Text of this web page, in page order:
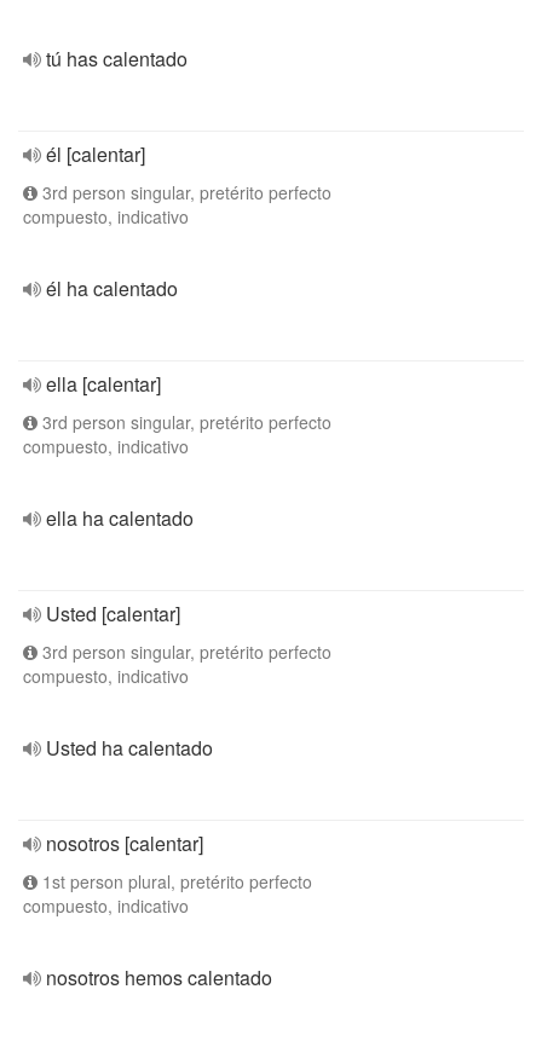
tú has calentado
él [calentar]
3rd person singular, pretérito perfecto
compuesto, indicativo
él ha calentado
ella [calentar]
3rd person singular, pretérito perfecto
compuesto, indicativo
ella ha calentado
Usted [calentar]
3rd person singular, pretérito perfecto
compuesto, indicativo
Usted ha calentado
nosotros [calentar]
1st person plural, pretérito perfecto
compuesto, indicativo
nosotros hemos calentado